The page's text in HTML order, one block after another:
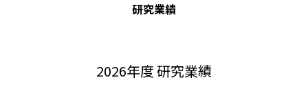
研究業績
2026年度 研究業績